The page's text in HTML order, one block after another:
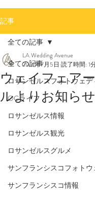
記事
全ての記事
ロサンゼルスフォトウェ
OCライフ
ロサンゼルス情報
ロサンゼルス観光
ロサンゼルスグルメ
サンフランシスコフォト
サンフランシスコ情報
全ての記事
ウェイフェア
ルよりお知らせ
LA Wedding Avenue
2021年7月5日 読了時間: 1